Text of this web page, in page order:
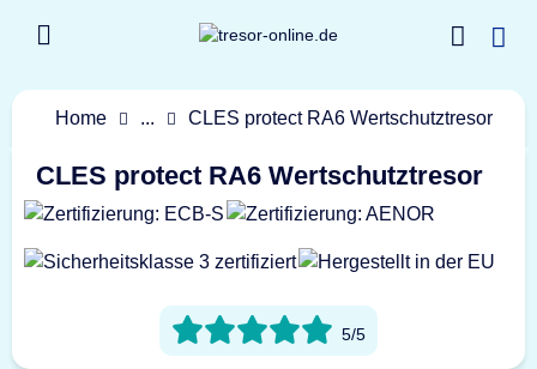
Home ... CLES protect RA6 Wertschutztresor
CLES protect RA6 Wertschutztresor
5/5